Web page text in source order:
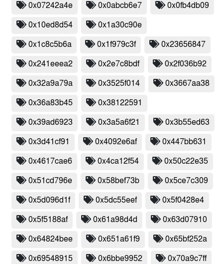
0x07242a4e 0x0abcb6e7 0x0fb4db09
0x10ed8d54 0x1a30c90e
0x1c8c5b6a 0x1f979c3f 0x23656847
0x241eeea2 0x2e7c8bdf 0x2f036b92
0x32a9a79a 0x3525f014 0x3667aa38
0x36a83b45 0x38122591
0x39ad6923 0x3a5a6f21 0x3b55ed63
0x3d41cf91 0x4092e6af 0x447bb631
0x4617cae6 0x4ca12f54 0x50c22e35
0x51cd796e 0x58bef73b 0x5ce7c309
0x5d096d1f 0x5dc55eef 0x5f0428e4
0x5f5188af 0x61a98d4d 0x63d07910
0x64824bee 0x651a61f9 0x65bf252a
0x69548915 0x6bbe9952 0x70a9c7ff